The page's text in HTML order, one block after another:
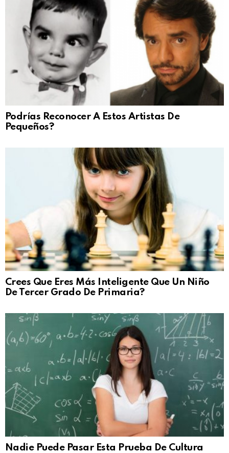
Podrías Reconocer A Estos Artistas De
Pequeños?
Crees Que Eres Más Inteligente Que Un Niño
De Tercer Grado De Primaria?
Nadie Puede Pasar Esta Prueba De Cultura